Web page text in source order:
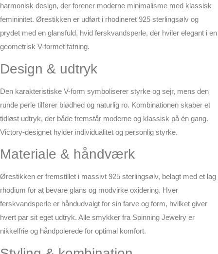
harmonisk design, der forener moderne minimalisme med klassisk
femininitet. Ørestikken er udført i rhodineret 925 sterlingsølv og
prydet med en glansfuld, hvid ferskvandsperle, der hviler elegant i en
geometrisk V-formet fatning.
Design & udtryk
Den karakteristiske V-form symboliserer styrke og sejr, mens den
runde perle tilfører blødhed og naturlig ro. Kombinationen skaber et
tidløst udtryk, der både fremstår moderne og klassisk på én gang.
Victory-designet hylder individualitet og personlig styrke.
Materiale & håndværk
Ørestikken er fremstillet i massivt 925 sterlingsølv, belagt med et lag
rhodium for at bevare glans og modvirke oxidering. Hver
ferskvandsperle er håndudvalgt for sin farve og form, hvilket giver
hvert par sit eget udtryk. Alle smykker fra Spinning Jewelry er
nikkelfrie og håndpolerede for optimal komfort.